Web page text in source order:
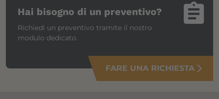
assignment
Hai bisogno di un preventivo?
Richiedi un preventivo tramite il nostro
modulo dedicato.
FARE UNA RICHIESTA arrow_forward_ios